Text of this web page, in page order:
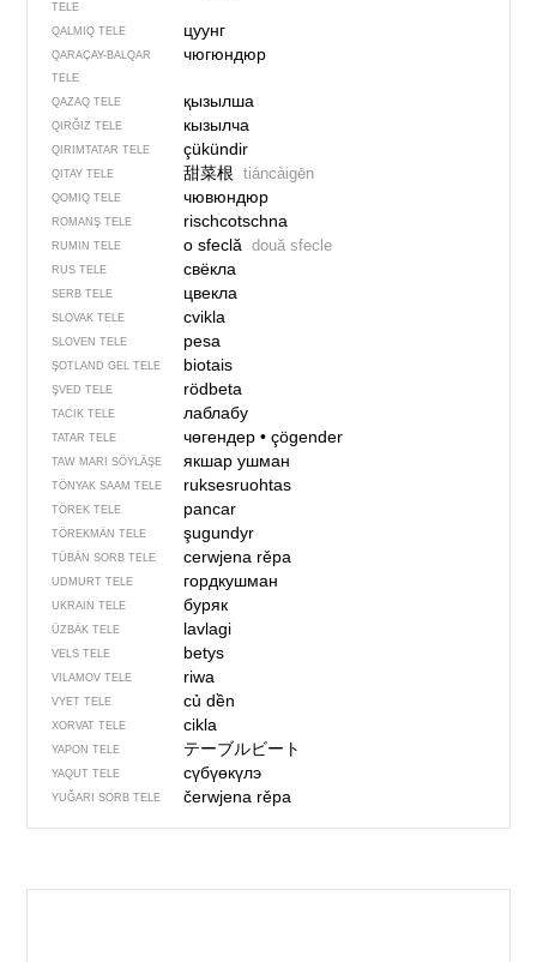
TELE
QALMIQ TELE цуунг
QARAÇAY-BALQAR
TELE
чюгюндюр
QAZAQ TELE қызылша
QIRĞIZ TELE кызылча
QIRIMTATAR TELE çükündir
QITAY TELE 甜菜根 tiáncàigēn
QOMIQ TELE чювюндюр
ROMANŞ TELE rischcotschna
RUMIN TELE o sfeclă două sfecle
RUS TELE свёкла
SERB TELE цвекла
SLOVAK TELE cvikla
SLOVEN TELE pesa
ŞOTLAND GEL TELE biotais
ŞVED TELE rödbeta
TACIK TELE лаблабу
TATAR TELE чөгендер• çögender
TAW MARI SÖYLÄŞE якшар ушман
TÖNYAK SAAM TELE ruksesruohtas
TÖREK TELE pancar
TÖREKMÄN TELE şugundyr
TÜBÄN SORB TELE cerwjena rěpa
UDMURT TELE гордкушман
UKRAIN TELE буряк
ÜZBÄK TELE lavlagi
VELS TELE betys
VILAMOV TELE riwa
VYET TELE củ dền
XORVAT TELE cikla
YAPON TELE テーブルビート
YAQUT TELE сүбүөкүлэ
YUĞARI SORB TELE čerwjena rěpa